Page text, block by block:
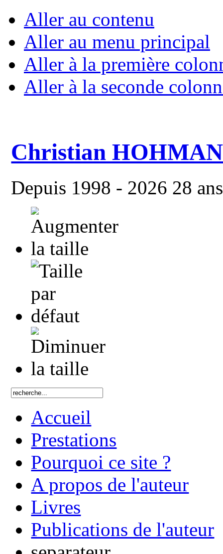
Aller au contenu
Aller au menu principal
Aller à la première
Aller à la seconde
Christian
Depuis 1998 - 2026 28
Accueil
Prestations
Pourquoi ce site ?
A propos de l'auteur
Livres
Publications de l'auteur